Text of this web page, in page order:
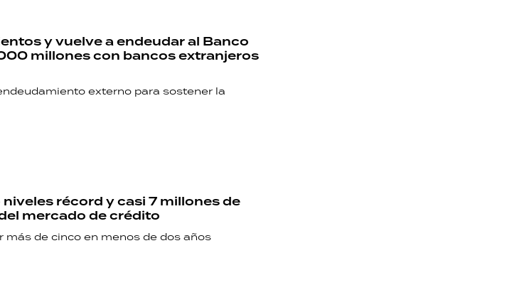
y vuelve a endeudar al Banco
millones con bancos extranjeros
externo para sostener la
récord y casi 7 millones de
mercado de crédito
de cinco en menos de dos años
Seguinos